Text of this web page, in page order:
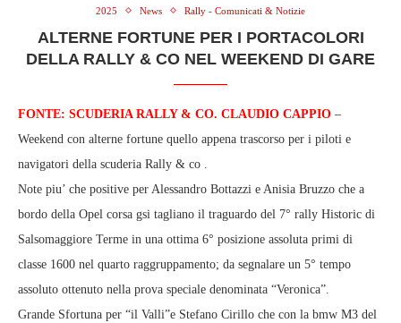
2025 News Rally - Comunicati & Notizie
ALTERNE FORTUNE PER I PORTACOLORI
DELLA RALLY & CO NEL WEEKEND DI GARE
FONTE: SCUDERIA RALLY & CO. CLAUDIO CAPPIO –
Weekend con alterne fortune quello appena trascorso per i piloti e
navigatori della scuderia Rally & co .
Note piu’ che positive per Alessandro Bottazzi e Anisia Bruzzo che a
bordo della Opel corsa gsi tagliano il traguardo del 7° rally Historic di
Salsomaggiore Terme in una ottima 6° posizione assoluta primi di
classe 1600 nel quarto raggruppamento; da segnalare un 5° tempo
assoluto ottenuto nella prova speciale denominata “Veronica”.
Grande Sfortuna per “il Valli”e Stefano Cirillo che con la bmw M3 del